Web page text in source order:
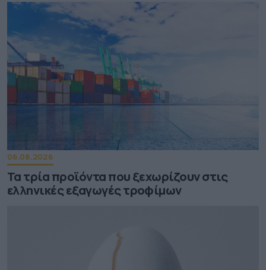
06.08.2026
Τα τρία προϊόντα που ξεχωρίζουν στις
ελληνικές εξαγωγές τροφίμων